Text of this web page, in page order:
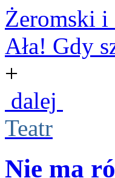
Żeromski i
Ała! Gdy
+
dalej
Teatr
Nie ma